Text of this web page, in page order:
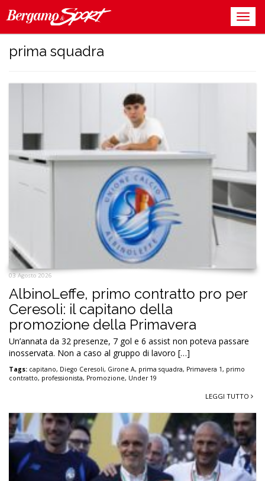
prima squadra
03 Agosto 2026
AlbinoLeffe, primo contratto pro per
Ceresoli: il capitano della
promozione della Primavera
Un’annata da 32 presenze, 7 gol e 6 assist non poteva passare
inosservata. Non a caso al gruppo di lavoro […]
Tags: capitano, Diego Ceresoli, Girone A, prima squadra, Primavera 1, primo
contratto, professionista, Promozione, Under 19
LEGGI TUTTO